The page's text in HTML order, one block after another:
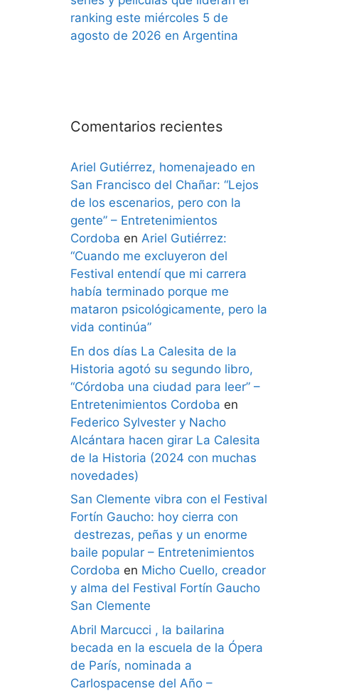
ranking este miércoles 5 de
agosto de 2026 en Argentina
Comentarios recientes
Ariel Gutiérrez, homenajeado en
San Francisco del Chañar: “Lejos
de los escenarios, pero con la
gente” – Entretenimientos
Cordoba en Ariel Gutiérrez:
“Cuando me excluyeron del
Festival entendí que mi carrera
había terminado porque me
mataron psicológicamente, pero la
vida continúa”
En dos días La Calesita de la
Historia agotó su segundo libro,
“Córdoba una ciudad para leer” –
Entretenimientos Cordoba en
Federico Sylvester y Nacho
Alcántara hacen girar La Calesita
de la Historia (2024 con muchas
novedades)
San Clemente vibra con el Festival
Fortín Gaucho: hoy cierra con
destrezas, peñas y un enorme
baile popular – Entretenimientos
Cordoba en Micho Cuello, creador
y alma del Festival Fortín Gaucho
San Clemente
Abril Marcucci , la bailarina
becada en la escuela de la Ópera
de París, nominada a
Carlospacense del Año –